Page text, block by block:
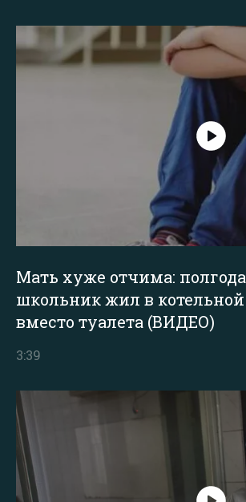
Мать хуже отчима:
школьник жил в котельной
вместо туалета (ВИДЕО)
3:39